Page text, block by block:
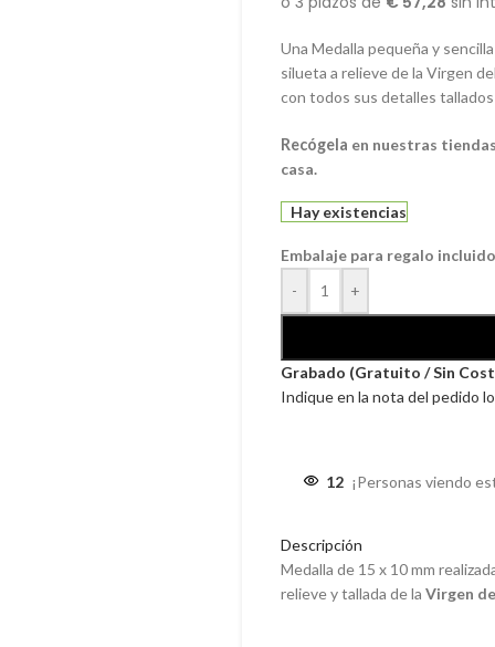
Una Medalla pequeña y
silueta a relieve de la Virgen
con todos sus detalles
Recógela en nuestras
casa.
Hay existencias
Embalaje para regalo
-
+
Grabado (Gratuito / Sin
Indique en la nota del pedido
12 ¡Personas viendo
Descripción
Medalla de 15 x 10 mm
relieve y tallada de la Virgen